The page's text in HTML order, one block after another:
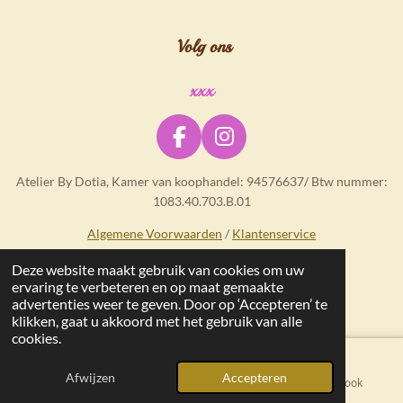
Deze website maakt gebruik van cookies om uw
ervaring te verbeteren en op maat gemaakte
advertenties weer te geven. Door op ‘Accepteren’ te
klikken, gaat u akkoord met het gebruik van alle
cookies.
Afwijzen Accepteren
Volg ons
xxx
F
c
e
b
o
o
k
I
s
t
a
g
r
a
m
Atelier By Dotia, Kamer van koophandel: 94576637/ Btw nummer:
1083.40.703.B.01
Algemene Voorwaarden / Klantenservice
© 2025 - 2026 Atelier By Dotia
E-mailadres Kaart Facebook